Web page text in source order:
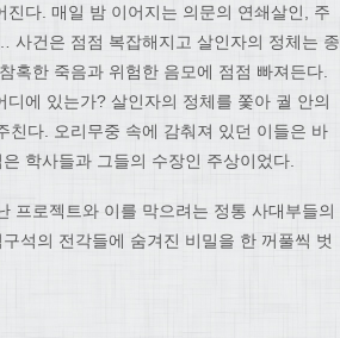
다. 매일 밤 이어지는 의문의 연쇄살인, 주
건은 점점 복잡해지고 살인자의 정체는 종
혹한 죽음과 위험한 음모에 점점 빠져든다.
에 있는가? 살인자의 정체를 쫓아 궐 안의
친다. 오리무중 속에 감춰져 있던 이들은 바
학사들과 그들의 수장인 주상이었다.
프로젝트와 이를 막으려는 정통 사대부들의
석의 전각들에 숨겨진 비밀을 한 꺼풀씩 벗